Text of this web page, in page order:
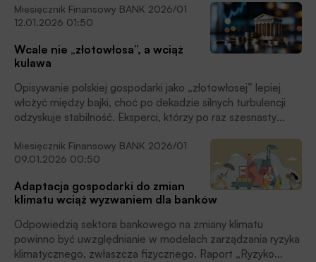
administracji publicznej przez banki – skala zjawiska,
konsekwencje, doświadczenia w innych krajach” stwierdza,
że współpraca taka ma sens, powinna się rozszerzać, ale
wymaga przejrzystych zasad, stabilnego modelu
zarządzania, monitorowania ryzyk i dyskusji o podziale
kosztów.
Miesięcznik Finansowy BANK 2026/01
12.01.2026 01:50
Wcale nie „złotowłosa”, a wciąż
kulawa
Opisywanie polskiej gospodarki jako „złotowłosej” lepiej
włożyć między bajki, choć po dekadzie silnych turbulencji
odzyskuje stabilność. Eksperci, którzy po raz szesnasty
Europejskiego Kongresu Finansowego, zastanawiają się
jednak, jak długo potrwa stabilność, bo bilans ryzyk jest
wcale nieoczywisty. Kulą u nogi gospodarki są finanse
publiczne, co wynika z trwałej niezdolności klasy politycznej
do zarządzania ich ryzykiem. Powstaje zatem pytanie – czy
doprowadzi nas to do kryzysu, a jeśli tak, to jak kryzys
będzie przebiegał?
Miesięcznik Finansowy BANK 2026/01
09.01.2026 00:50
Adaptacja gospodarki do zmian
klimatu wciąż wyzwaniem dla banków
Odpowiedzią sektora bankowego na zmiany klimatu
powinno być uwzględnianie w modelach zarządzania ryzyka
klimatycznego, zwłaszcza fizycznego. Raport „Ryzyko